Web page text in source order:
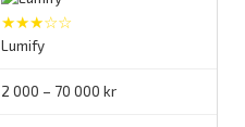
★★★☆☆
Lumify
2 000 – 70 000 kr